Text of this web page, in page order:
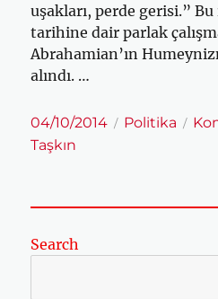
uşakları, perde gerisi.”
tarihine dair parlak
Abrahamian’ın
alındı. …
Yayın
tarihi
04/10/2014 Kategoriler
Politika
Taşkın
Search